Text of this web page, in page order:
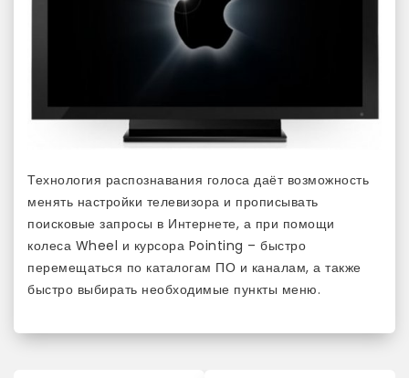
Технология распознавания голоса даёт возможность
менять настройки телевизора и прописывать
поисковые запросы в Интернете, а при помощи
колеса Wheel и курсора Pointing – быстро
перемещаться по каталогам ПО и каналам, а также
быстро выбирать необходимые пункты меню.